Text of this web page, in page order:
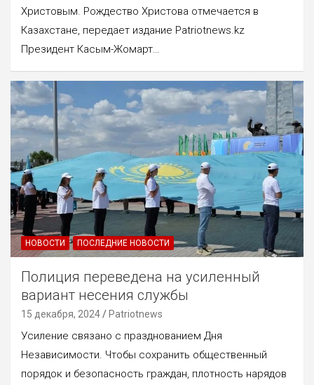
Христовым. Рождество Христова отмечается в
Казахстане, передает издание Patriotnews.kz
Президент Касым-Жомарт…
НОВОСТИ ПОСЛЕДНИЕ НОВОСТИ
Полиция переведена на усиленный
вариант несения службы
15 декабря, 2024 Patriotnews
Усиление связано с празднованием Дня
Независимости. Чтобы сохранить общественный
порядок и безопасность граждан, плотность нарядов